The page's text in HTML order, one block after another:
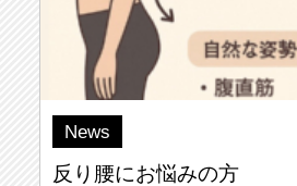
News
反り腰にお悩みの方